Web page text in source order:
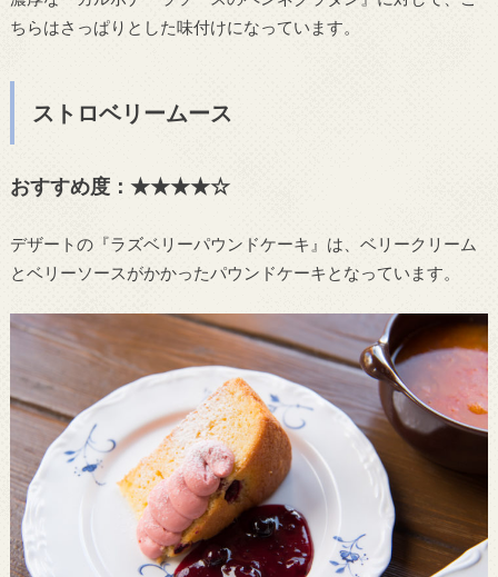
ちらはさっぱりとした味付けになっています。
ストロベリームース
おすすめ度：★★★★☆
デザートの『ラズベリーパウンドケーキ』は、ベリークリーム
とベリーソースがかかったパウンドケーキとなっています。